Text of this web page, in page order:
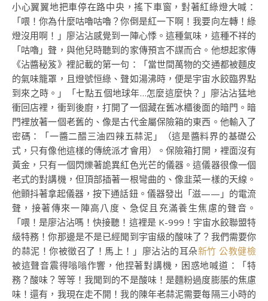
小心翼翼地把車停在路中央，搖下車窗，對著紅綠燈大喊：
「喂！你為什麼咕嚕咕嚕？你倒是紅一下啊！我要向左轉！綠
燈沒用啊！」廖沾沾感覺到一陣心悸。這種氣味，這種不祥的
「咕嚕」聲，與他兒時聽到的家傳預言不謀而合。他想起家傳
《沾醬秘笈》裡記載的第一句：「當世間萬物的交通都被麵皮
的氣味籠罩，且燈號恒綠、聲如湯沸時，便是宇宙水餃臨界點
到來之時。」「七點五個地球年…怎麼這麼快？」廖沾沾猛地
衝回店裡，衝到後廚，打開了一個藏在舊冰櫃後面的暗門。暗
門裡放著一個老舊的、像是古代金屬保險箱的東西。他輸入了
密碼：「一醬二醋三油四辣五蒜泥」（這是醬料界的基礎公
式，只有像他這樣的傳統派才會用）。保險箱打開，裡面沒有
黃金，只有一個閃爍著詭異紅色光芒的儀器。這儀器很像一個
老式的對講機，但頂部插著一根彎曲的、像韭菜一樣的天線。
他顫抖著拿起儀器，按下通話鈕。儀器發出「滋——」的電流
聲，接著傳來一陣高八度、急促且充滿養生焦慮的聲音。
「喂！是廖沾沾嗎！快接聽！這裡是 K-999！宇宙水餃聯盟特
級特務！你那邊是不是已經聞到宇宙級的酸味了？我們需要你
的蒜泥！你被徵召了！馬上！」廖沾沾的耳朵新竹 公教健檢
被這聲音震得嗡嗡作響，他捏著對講機，困惑地喊道：「特
務？酸味？等等！我聞到的不是酸味！是麵粉過度膨脹的焦慮
味！還有，我現在走不開！我的陳年老蒜泥需要每隔三小時的